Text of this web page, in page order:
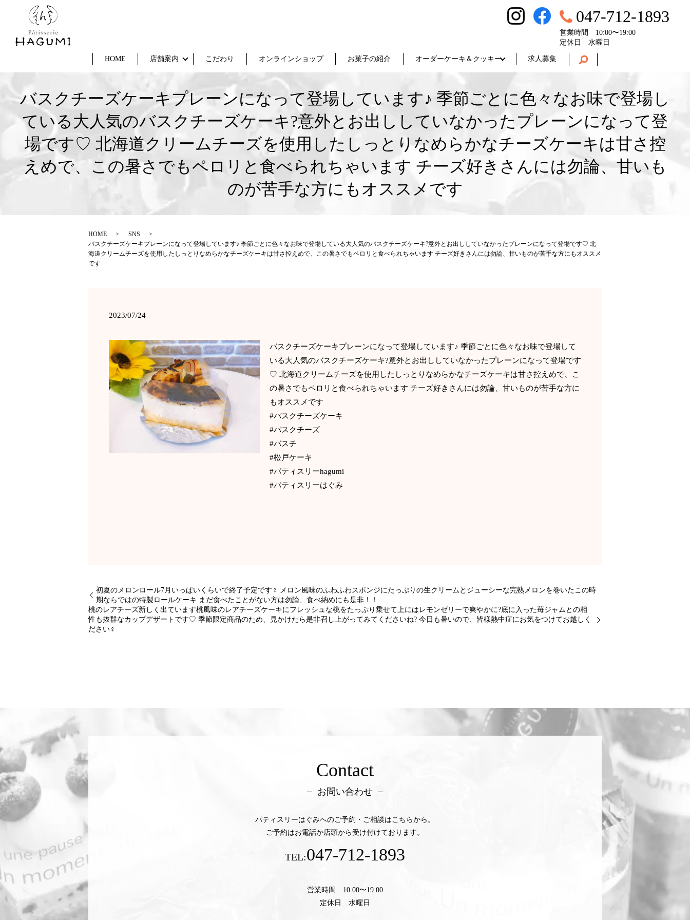
HOME 店舗案内 こだわり オンラインショップ お菓子の紹介 オーダーケーキ＆クッキー 求人募集
047-712-1893
営業時間 10:00〜19:00
定休日 水曜日
バスクチーズケーキプレーンになって登場しています♪ 季節ごとに色々なお味で登場し
ている大人気のバスクチーズケーキ?意外とお出ししていなかったプレーンになって登
場です♡ 北海道クリームチーズを使用したしっとりなめらかなチーズケーキは甘さ控
えめで、この暑さでもペロリと食べられちゃいます チーズ好きさんには勿論、甘いも
のが苦手な方にもオススメです
HOME
SNS
バスクチーズケーキプレーンになって登場しています♪ 季節ごとに色々なお味で登場している大人気のバスクチーズケーキ?意外とお出ししていなかったプレーンになって登場です♡ 北
海道クリームチーズを使用したしっとりなめらかなチーズケーキは甘さ控えめで、この暑さでもペロリと食べられちゃいます チーズ好きさんには勿論、甘いものが苦手な方にもオススメ
です
2023/07/24
バスクチーズケーキプレーンになって登場しています♪ 季節ごとに色々なお味で登場して
いる大人気のバスクチーズケーキ?意外とお出ししていなかったプレーンになって登場です
♡ 北海道クリームチーズを使用したしっとりなめらかなチーズケーキは甘さ控えめで、こ
の暑さでもペロリと食べられちゃいます チーズ好きさんには勿論、甘いものが苦手な方に
もオススメです
#バスクチーズケーキ
#バスクチーズ
#バスチ
#松戸ケーキ
#パティスリーhagumi
#パティスリーはぐみ
初夏のメロンロール7月いっぱいくらいで終了予定です‍♀️ メロン風味のふわふわスポンジにたっぷりの生クリームとジューシーな完熟メロンを巻いたこの時
期ならではの特製ロールケーキ まだ食べたことがない方は勿論、食べ納めにも是非！！
桃のレアチーズ新しく出ています桃風味のレアチーズケーキにフレッシュな桃をたっぷり乗せて上にはレモンゼリーで爽やかに?底に入った苺ジャムとの相
性も抜群なカップデザートです♡ 季節限定商品のため、見かけたら是非召し上がってみてくださいね? 今日も暑いので、皆様熱中症にお気をつけてお越しく
ださい‍♀️
Contact
お問い合わせ
パティスリーはぐみへのご予約・ご相談はこちらから。
ご予約はお電話か店頭から受け付けております。
TEL:047-712-1893
営業時間 10:00〜19:00
定休日 水曜日